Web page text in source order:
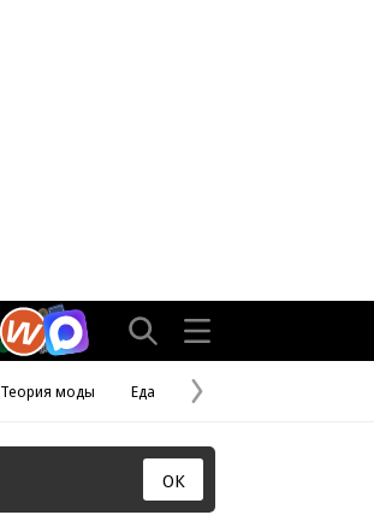
Теория моды Еда
Следующая
страница
ОК